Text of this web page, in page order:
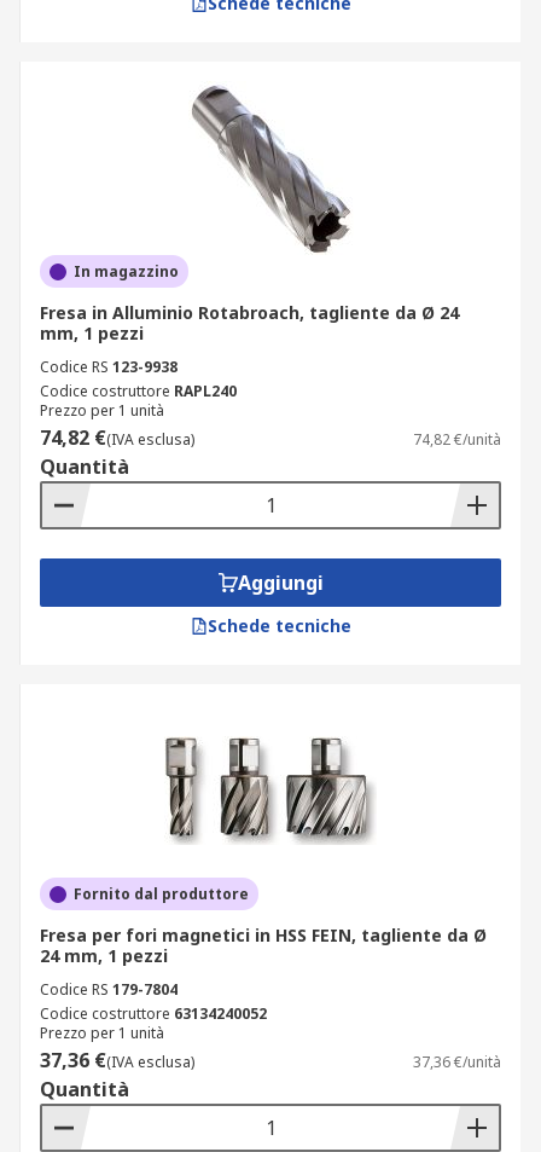
In magazzino
Fresa in Alluminio Rotabroach, tagliente da Ø 24
mm, 1 pezzi
Codice RS 123-9938
Codice costruttore RAPL240
Prezzo per 1 unità
74,82 €(IVA esclusa) 74,82 €/unità
Quantità
Aggiungi
Schede tecniche
Fornito dal produttore
Fresa per fori magnetici in HSS FEIN, tagliente da Ø
24 mm, 1 pezzi
Codice RS 179-7804
Codice costruttore 63134240052
Prezzo per 1 unità
37,36 €(IVA esclusa) 37,36 €/unità
Quantità